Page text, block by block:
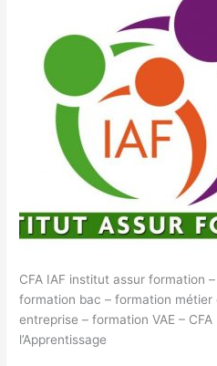
CFA IAF institut assur formation
formation bac – formation
entreprise – formation VAE –
l’Apprentissage